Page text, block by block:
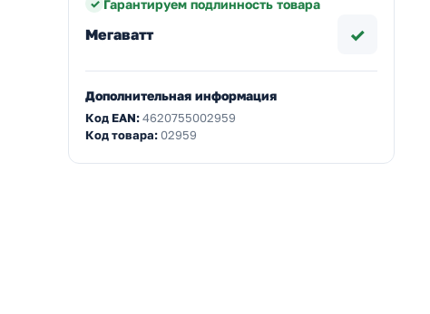
Гарантируем подлинность товара
Мегаватт ✓
Дополнительная информация
Код EAN:4620755002959
Код товара:02959